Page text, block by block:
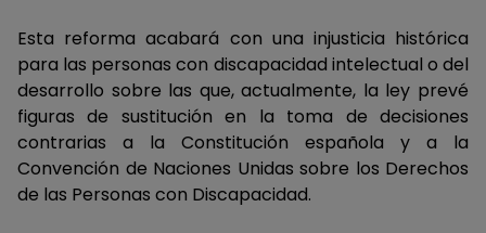
Esta reforma acabará con una injusticia histórica
para las personas con discapacidad intelectual o del
desarrollo sobre las que, actualmente, la ley prevé
figuras de sustitución en la toma de decisiones
contrarias a la Constitución española y a la
Convención de Naciones Unidas sobre los Derechos
de las Personas con Discapacidad.